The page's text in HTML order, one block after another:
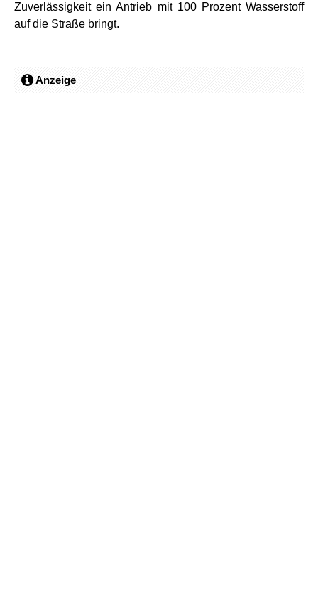
Zuverlässigkeit ein Antrieb mit 100 Prozent Wasserstoff
auf die Straße bringt.
Anzeige